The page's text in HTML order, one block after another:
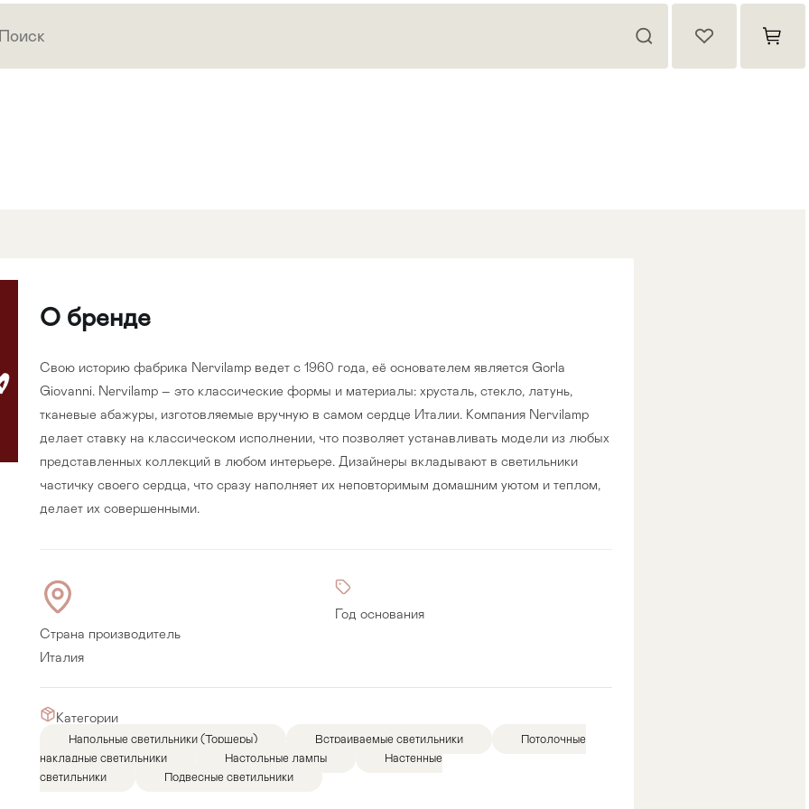
> Детская мебель
О бренде
Свою историю фабрика Nervilamp ведет с 1960 года, её основателем является Gorla
Giovanni. Nervilamp – это классические формы и материалы: хрусталь, стекло, латунь,
тканевые абажуры, изготовляемые вручную в самом сердце Италии. Компания Nervilamp
делает ставку на классическом исполнении, что позволяет устанавливать модели из любых
представленных коллекций в любом интерьере. Дизайнеры вкладывают в светильники
частичку своего сердца, что сразу наполняет их неповторимым домашним уютом и теплом,
делает их совершенными.
Страна производитель
Италия
Год основания
Категории
Напольные светильники (Торшеры) Встраиваемые светильники
Потолочные
накладные светильники
Настольные лампы
Настенные
светильники
Подвесные светильники